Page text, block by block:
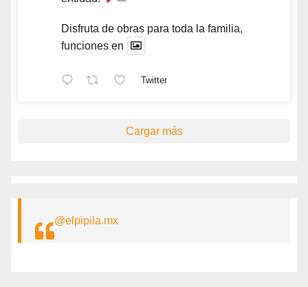
Disfruta de obras para toda la familia,
funciones en
Twitter
Cargar más
@elpipila.mx